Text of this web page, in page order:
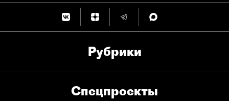
Рубрики
Спец­проекты